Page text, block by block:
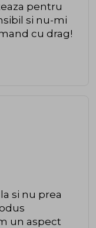
pentru
si nu-mi
cu drag!
si nu prea
un aspect